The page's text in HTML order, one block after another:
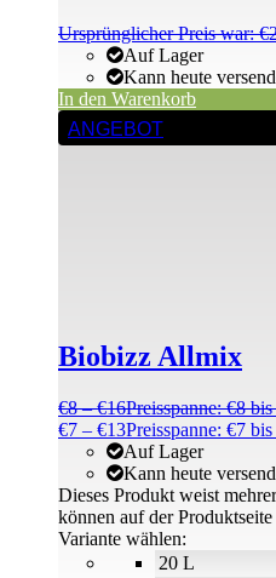
Ursprünglicher Preis war:
Auf Lager
Kann heute
In den Warenkorb
ANGEBOT
Biobizz Allmix
€8 –€16Preisspanne: €8
€7 – €13Preisspanne: €7
20 L
Auf Lager
Kann heute
Variante wählen:
Dieses Produkt weist
können auf der